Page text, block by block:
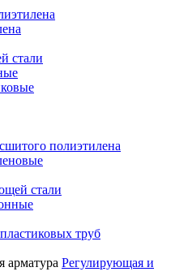
стали
полиэтилена
стали
труб
Регулирующая и